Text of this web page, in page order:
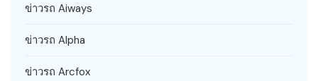
ข่าวรถ Aiways
ข่าวรถ Alpha
ข่าวรถ Arcfox